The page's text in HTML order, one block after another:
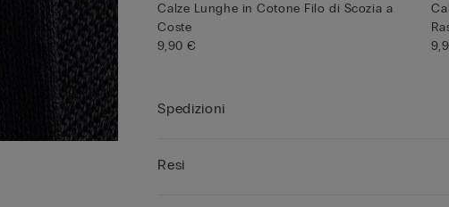
Calze Lunghe in Cotone Filo di Scozia a
Coste
9,90 €
Spedizioni
Resi